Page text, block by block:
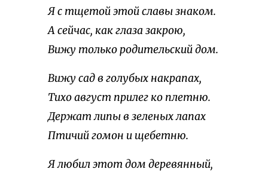
Я с тщетой этой славы знаком.
А сейчас, как глаза закрою,
Вижу только родительский дом.
Вижу сад в голубых накрапах,
Тихо август прилег ко плетню.
Держат липы в зеленых лапах
Птичий гомон и щебетню.
Я любил этот дом деревянный,